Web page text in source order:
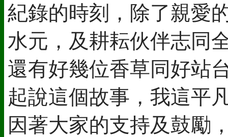
紀錄的時刻，除了親愛
水元，及耕耘伙伴志同
還有好幾位香草同好站
起說這個故事，我這平
因著大家的支持及鼓勵